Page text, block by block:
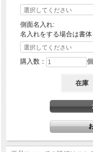
側面名入れ:
名入れをする場合は書
購入数： 個
在庫